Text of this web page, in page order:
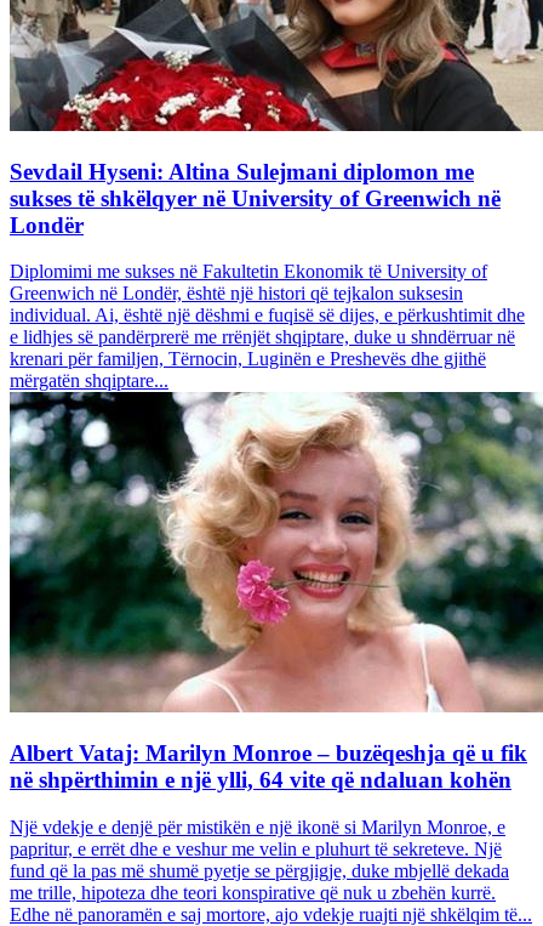
Sevdail Hyseni: Altina Sulejmani diplomon me
sukses të shkëlqyer në University of Greenwich në
Londër
Diplomimi me sukses në Fakultetin Ekonomik të University of
Greenwich në Londër, është një histori që tejkalon suksesin
individual. Ai, është një dëshmi e fuqisë së dijes, e përkushtimit dhe
e lidhjes së pandërprerë me rrënjët shqiptare, duke u shndërruar në
krenari për familjen, Tërnocin, Luginën e Preshevës dhe gjithë
mërgatën shqiptare...
Albert Vataj: Marilyn Monroe – buzëqeshja që u fik
në shpërthimin e një ylli, 64 vite që ndaluan kohën
Një vdekje e denjë për mistikën e një ikonë si Marilyn Monroe, e
papritur, e errët dhe e veshur me velin e pluhurt të sekreteve. Një
fund që la pas më shumë pyetje se përgjigje, duke mbjellë dekada
me trille, hipoteza dhe teori konspirative që nuk u zbehën kurrë.
Edhe në panoramën e saj mortore, ajo vdekje ruajti një shkëlqim të...